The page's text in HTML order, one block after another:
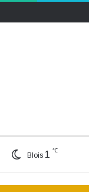
Blois 1 ℃